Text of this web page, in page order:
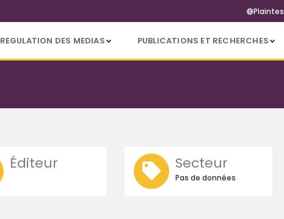
Plaintes
REGULATION DES MEDIAS PUBLICATIONS ET RECHERCHES
Éditeur Secteur
Pas de données